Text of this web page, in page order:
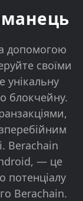
допомогою
своїми
унікальну
блокчейну.
Berachain
— це
потенціалу
Berachain.